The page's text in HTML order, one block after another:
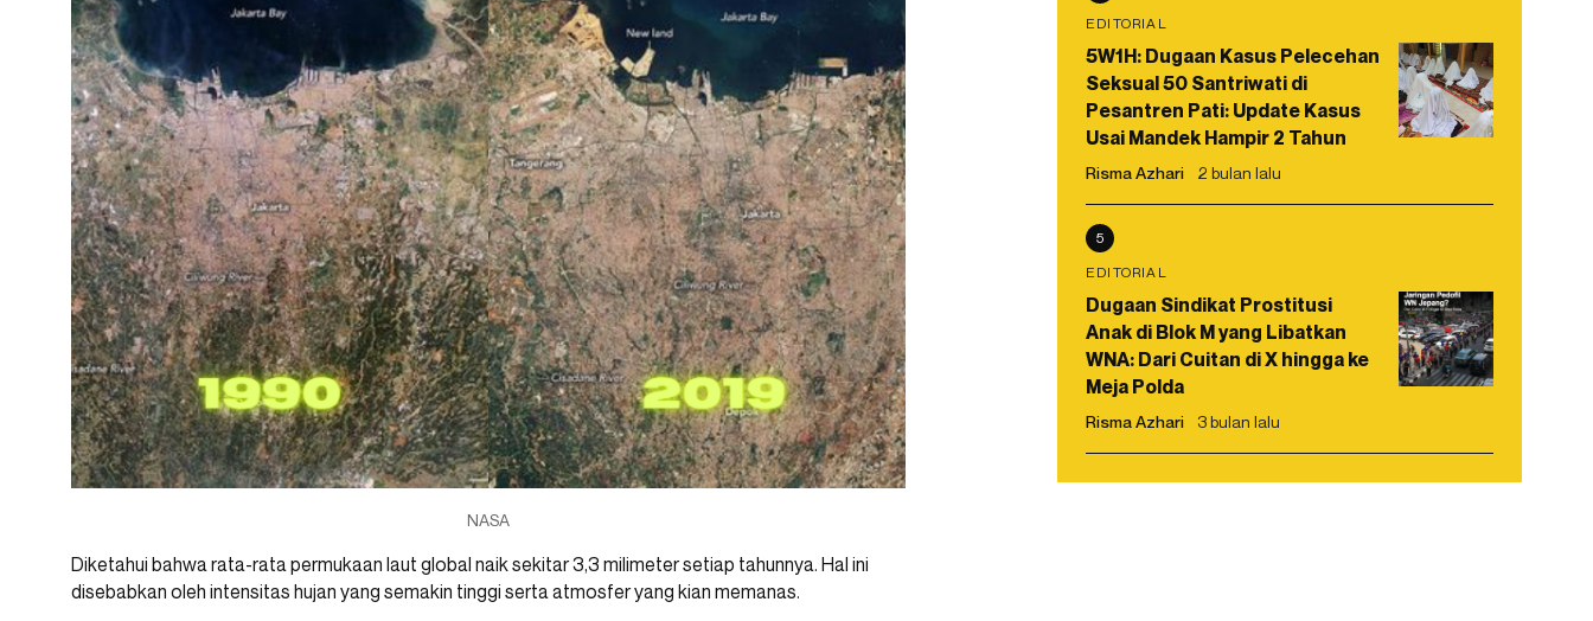
NASA
Diketahui bahwa rata-rata permukaan laut global naik sekitar 3,3 milimeter setiap tahunnya. Hal ini
disebabkan oleh intensitas hujan yang semakin tinggi serta atmosfer yang kian memanas.
EDITORIAL
5W1H: Dugaan Kasus Pelecehan
Seksual 50 Santriwati di
Pesantren Pati: Update Kasus
Usai Mandek Hampir 2 Tahun
Risma Azhari 2 bulan lalu
5
EDITORIAL
Dugaan Sindikat Prostitusi
Anak di Blok M yang Libatkan
WNA: Dari Cuitan di X hingga ke
Meja Polda
Risma Azhari 3 bulan lalu